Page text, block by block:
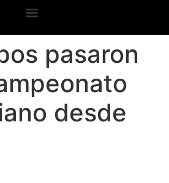
pasaron
desde